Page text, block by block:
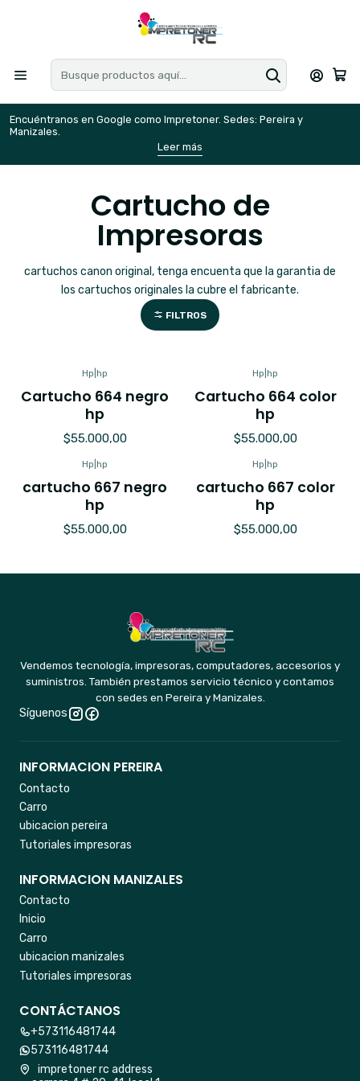
Encuéntranos en Google como Impretoner. Sedes: Pereira y
Manizales.
Leer más
Cartucho de
Impresoras
cartuchos canon original, tenga encuenta que la garantia de
los cartuchos originales la cubre el fabricante.
FILTROS
Hp hp
Cartucho 664 negro
hp
$55.000,00
Hp hp
Cartucho 664 color
hp
$55.000,00
Hp hp
cartucho 667 negro
hp
$55.000,00
Hp hp
cartucho 667 color
hp
$55.000,00
Vendemos tecnología, impresoras, computadores, accesorios y
suministros. También prestamos servicio técnico y contamos
con sedes en Pereira y Manizales.
Síguenos
INFORMACION PEREIRA
Contacto
Carro
ubicacion pereira
Tutoriales impresoras
INFORMACION MANIZALES
Contacto
Inicio
Carro
ubicacion manizales
Tutoriales impresoras
CONTÁCTANOS
+573116481744
573116481744
impretoner rc address